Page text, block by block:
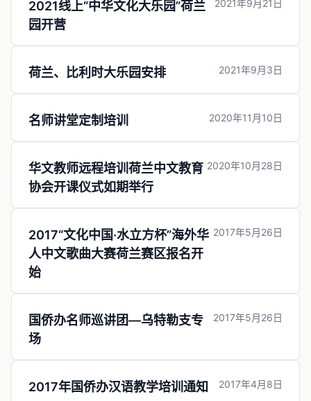
2021线上“中华文化大乐园”荷兰
园开营
2021年9月21日
荷兰、比利时大乐园安排 2021年9月3日
名师讲堂定制培训 2020年11月10日
华文教师远程培训荷兰中文教育
协会开课仪式如期举行
2020年10月28日
2017“文化中国·水立方杯”海外华
人中文歌曲大赛荷兰赛区报名开
始
2017年5月26日
国侨办名师巡讲团—乌特勒支专
场
2017年5月26日
2017年国侨办汉语教学培训通知 2017年4月8日